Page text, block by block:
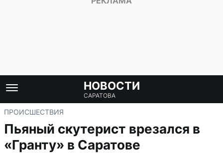
НОВОСТИ
САРАТОВА
ПРОИСШЕСТВИЯ
Пьяный скутерист врезался в
«Гранту» в Саратове